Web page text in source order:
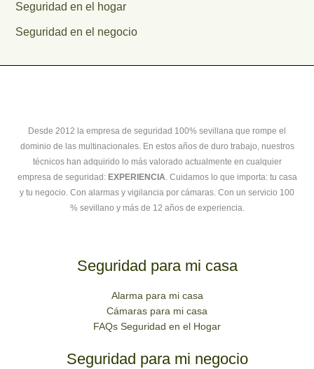
Seguridad en el hogar
Seguridad en el negocio
Desde 2012 la empresa de seguridad 100% sevillana que rompe el
dominio de las multinacionales. En estos años de duro trabajo, nuestros
técnicos han adquirido lo más valorado actualmente en cualquier
empresa de seguridad: EXPERIENCIA. Cuidamos lo que importa: tu casa
y tu negocio. Con alarmas y vigilancia por cámaras. Con un servicio 100
% sevillano y más de 12 años de experiencia.
Seguridad para mi casa
Alarma para mi casa
Cámaras para mi casa
FAQs Seguridad en el Hogar
Seguridad para mi negocio